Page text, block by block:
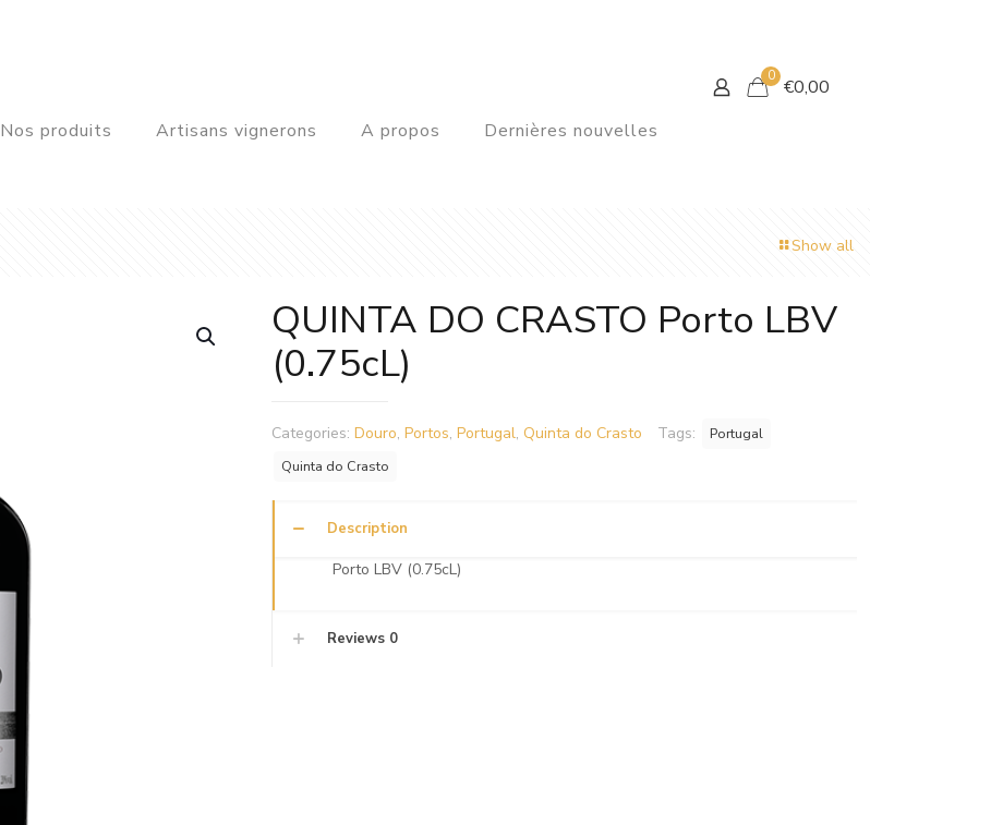
Nos produits Artisans vignerons A propos Dernières nouvelles
0 €0,00
Show all
QUINTA DO CRASTO Porto LBV
(0.75cL)
Categories: Douro, Portos, Portugal, Quinta do Crasto Tags:
Portugal
Quinta do Crasto
Description
Porto LBV (0.75cL)
Reviews 0